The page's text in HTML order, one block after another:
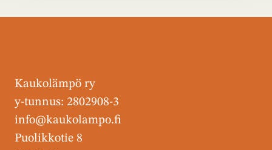
Kaukolämpö ry
y-tunnus: 2802908-3
info@kaukolampo.fi
Puolikkotie 8